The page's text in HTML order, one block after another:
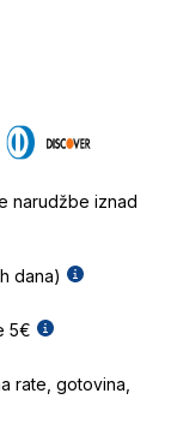
narudžbe iznad
dana)
5€
rate, gotovina,